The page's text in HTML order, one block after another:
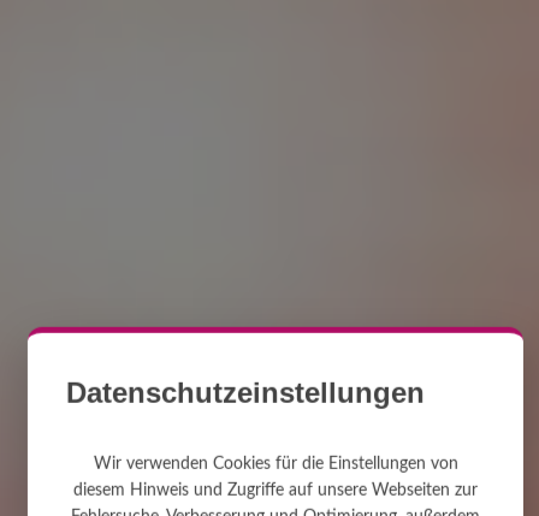
Datenschutzeinstellungen
Wir verwenden Cookies für die Einstellungen von
diesem Hinweis und Zugriffe auf unsere Webseiten zur